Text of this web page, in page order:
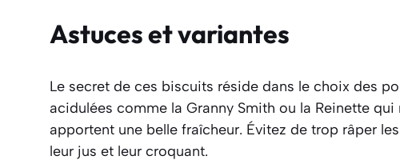
Astuces et variantes
Le secret de ces biscuits réside dans le choix des
acidulées comme la Granny Smith ou la Reinette
apportent une belle fraîcheur. Évitez de trop râper
leur jus et leur croquant.